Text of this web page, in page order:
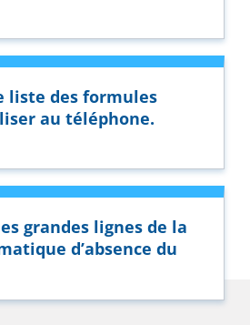
liste des formules
au téléphone.
grandes lignes de la
d’absence du